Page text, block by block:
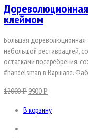
Дореволюционная
клеймом
Большая дореволюционная
небольшой реставрацией,
остатками посеребрения,
#handelsman в Варшаве.
12000Р 9900Р
В корзину